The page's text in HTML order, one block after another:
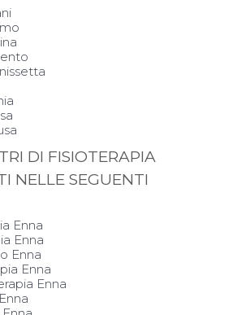
DI FISIOTERAPIA
NELLE SEGUENTI
Enna
Enna
Enna
Enna
Enna